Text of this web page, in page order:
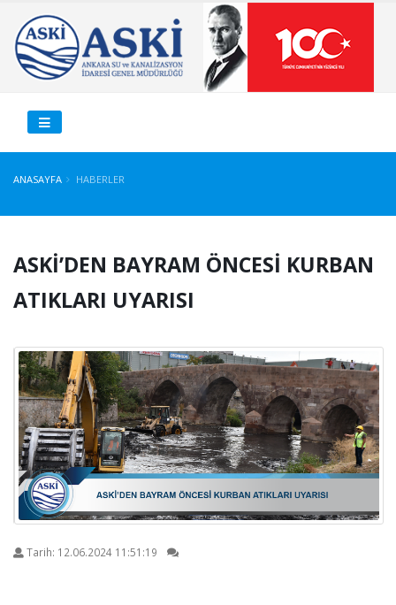
ANASAYFA HABERLER
ASKİ’DEN BAYRAM ÖNCESİ KURBAN
ATIKLARI UYARISI
Tarih: 12.06.2024 11:51:19